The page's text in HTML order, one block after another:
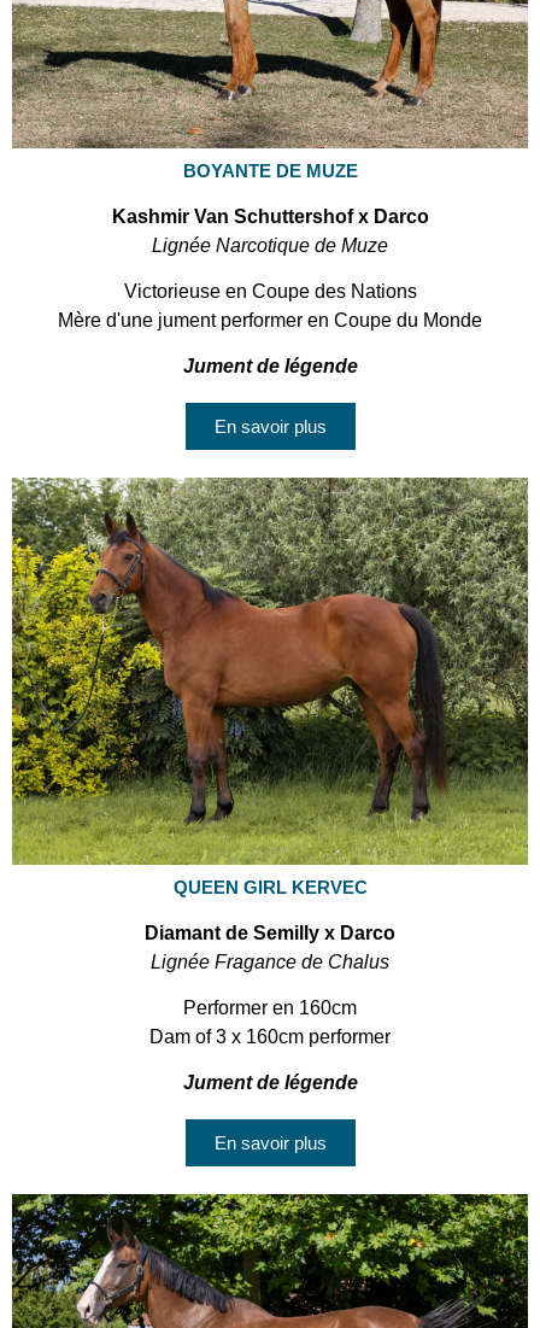
BOYANTE DE MUZE
Kashmir Van Schuttershof x Darco
Lignée Narcotique de Muze
Victorieuse en Coupe des Nations
Mère d'une jument performer en Coupe du Monde
Jument de légende
En savoir plus
QUEEN GIRL KERVEC
Diamant de Semilly x Darco
Lignée Fragance de Chalus
Performer en 160cm
Dam of 3 x 160cm performer
Jument de légende
En savoir plus